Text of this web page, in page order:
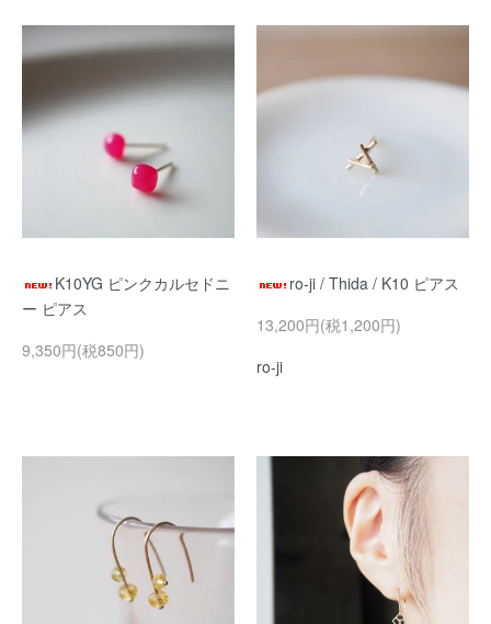
K10YG ピンクカルセドニ
ー ピアス
9,350円(税850円)
ro-ji / Thida / K10 ピアス
13,200円(税1,200円)
ro-ji